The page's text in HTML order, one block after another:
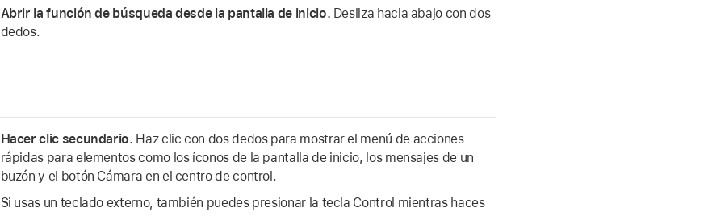
Abrir la función de búsqueda desde la pantalla de inicio. Desliza hacia abajo con dos
dedos.
Hacer clic secundario. Haz clic con dos dedos para mostrar el menú de acciones
rápidas para elementos como los íconos de la pantalla de inicio, los mensajes de un
buzón y el botón Cámara en el centro de control.
Si usas un teclado externo, también puedes presionar la tecla Control mientras haces